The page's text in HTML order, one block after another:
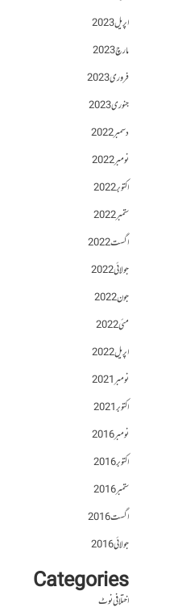
اپریل 2023
مارچ 2023
فروری 2023
جنوری 2023
دسمبر 2022
نومبر 2022
اکتوبر 2022
ستمبر 2022
اگست 2022
جولائی 2022
جون 2022
مئی 2022
اپریل 2022
نومبر 2021
اکتوبر 2021
نومبر 2016
اکتوبر 2016
ستمبر 2016
اگست 2016
جولائی 2016
Categories
اختلافی نوٹ